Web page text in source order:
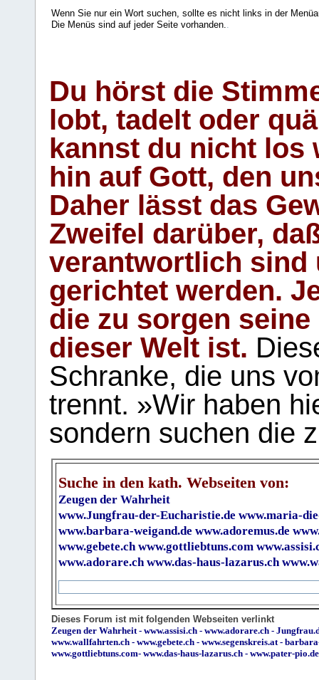
Wenn Sie nur ein Wort suchen, sollte es nicht links in der
Die Menüs sind auf jeder Seite vorhanden..
Du hörst die
lobt, tadelt oder
kannst du nicht los
hin auf Gott, den
Daher lässt das
Zweifel darüber,
verantwortlich sind
gerichtet werden.
die zu sorgen
dieser Welt ist.
Schranke, die uns
trennt. »Wir haben
sondern suchen die
Suche in den kath. Webseiten von:
Zeugen der Wahrheit
www.Jungfrau-der-Eucharistie.de www.maria-
www.barbara-weigand.de www.adoremus.de
www.gebete.ch www.gottliebtuns.com
www.adorare.ch www.das-haus-lazarus.ch
Dieses Forum ist mit folgenden Webseiten verlinkt
Zeugen der Wahrheit- www.assisi.ch - www.adorare.ch -
www.wallfahrten.ch - www.gebete.ch - www.segenskreis.at-
www.gottliebtuns.com- www.das-haus-lazarus.ch - www.pater-pio.de